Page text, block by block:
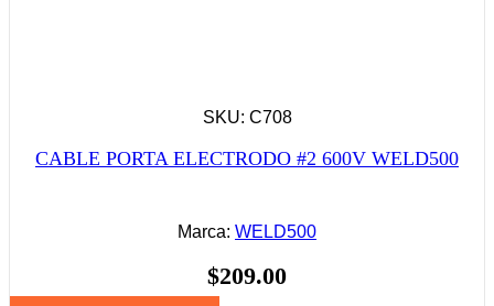
SKU: C708
CABLE PORTA ELECTRODO #2 600V WELD500
Marca: WELD500
$209.00